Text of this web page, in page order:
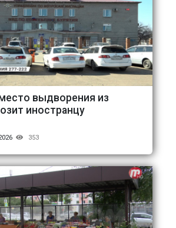
выдворения из
иностранцу
353